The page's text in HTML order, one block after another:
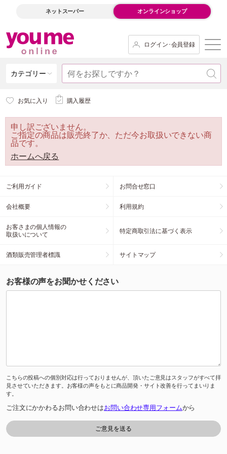
ネットスーパー オンラインショップ
ログイン･会員登録
カテゴリー
お気に入り 購入履歴
申し訳ございません。
ご指定の商品は販売終了か、ただ今お取扱いできない商
品です。
ホームへ戻る
ご利用ガイド お問合せ窓口
会社概要 利用規約
お客さまの個人情報の
取扱いについて
特定商取引法に基づく表示
酒類販売管理者標識 サイトマップ
お客様の声をお聞かせください
こちらの投稿への個別対応は行っておりませんが、頂いたご意見はスタッフがすべて拝
見させていただきます。お客様の声をもとに商品開発・サイト改善を行ってまいりま
す。
ご注文にかかわるお問い合わせはお問い合わせ専用フォームから